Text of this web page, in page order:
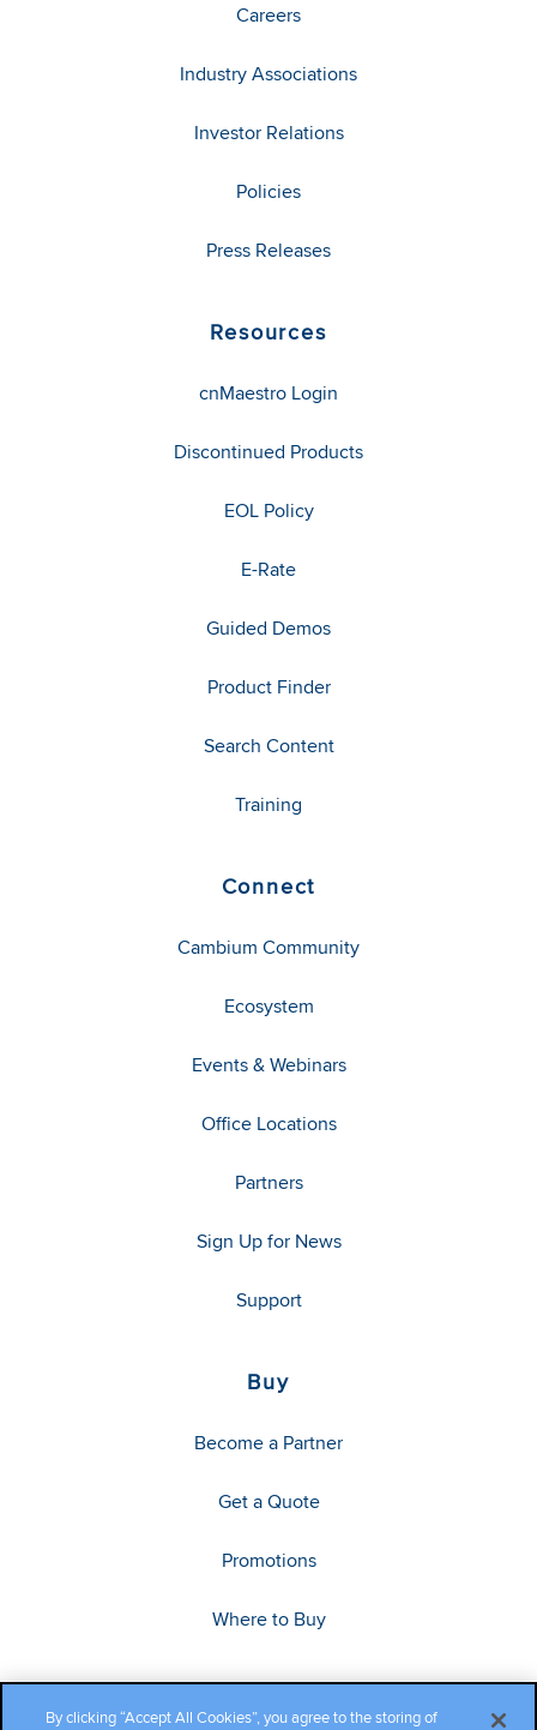
Careers
Industry Associations
Investor Relations
Policies
Press Releases
Resources
cnMaestro Login
Discontinued Products
EOL Policy
E-Rate
Guided Demos
Product Finder
Search Content
Training
Connect
Cambium Community
Ecosystem
Events & Webinars
Office Locations
Partners
Sign Up for News
Support
Buy
Become a Partner
Get a Quote
Promotions
Where to Buy
By clicking “Accept All Cookies”, you agree to the storing of